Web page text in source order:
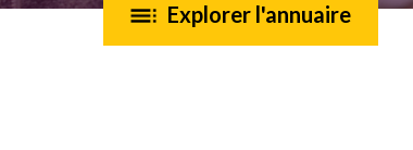
Explorer l'annuaire